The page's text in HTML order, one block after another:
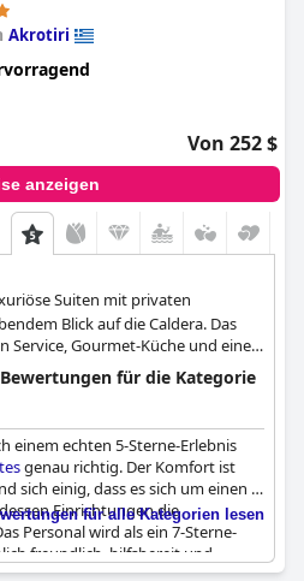
Akrotiri
Von 252 $
anzeigen
Suiten mit privaten
Blick auf die Caldera. Das
Service, Gourmet-Küche und eine
in Akrotiri sorgt für einen
Kurzurlaub.für die Kategorie
einem echten 5-Sterne-Erlebnis
genau richtig. Der Komfort ist
sich einig, dass es sich um einen 5-
Einrichtungen die
Personal wird als ein 7-Sterne-
freundlich, hilfsbereit und
atemberaubenden Blick auf die
für alle Kategorien lesen